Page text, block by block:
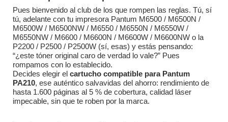
Pues bienvenido al club de los que rompen las reglas. Tú, sí
tú, adelante con tu impresora Pantum M6500 / M6500N /
M6500W / M6500NW / M6550 / M6550N / M6550W /
M6550NW / M6600 / M6600N / M6600W / M6600NW o la
P2200 / P2500 / P2500W (sí, esas) y estás pensando:
“¿este tóner original caro de verdad lo vale?” Pues
rompamos con lo establecido.
Decides elegir el cartucho compatible para Pantum
PA210, ese auténtico salvavidas del ahorro: rendimiento de
hasta 1.600 páginas al 5 % de cobertura, calidad láser
impecable, sin que te roben por la marca.